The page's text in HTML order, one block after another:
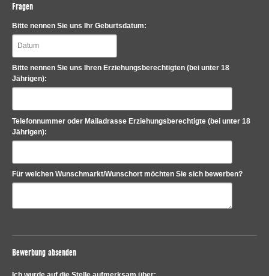
Fragen
Bitte nennen Sie uns Ihr Geburtsdatum:
Bitte nennen Sie uns Ihren Erziehungsberechtigten (bei unter 18
Jährigen):
Telefonnummer oder Mailadrasse Erziehungsberechtigte (bei unter 18
Jährigen):
Für welchen Wunschmarkt/Wunschort möchten Sie sich bewerben?
Bewerbung absenden